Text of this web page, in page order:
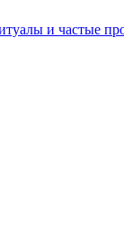
и частые